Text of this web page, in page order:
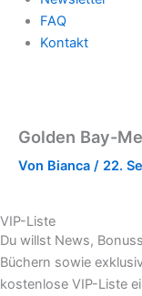
FAQ
Kontakt
Golden Bay-
Von Bianca / 22.
VIP-Liste
Du willst News,
Büchern sowie
kostenlose VIP-Liste